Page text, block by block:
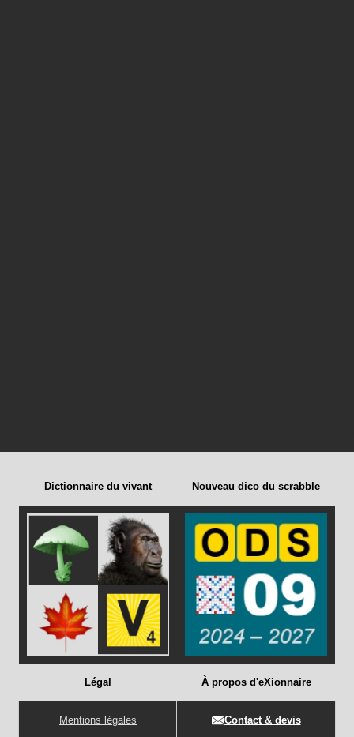
Dictionnaire du vivant Nouveau dico du scrabble
Légal
Mentions légales
À propos d'eXionnaire
Contact & devis